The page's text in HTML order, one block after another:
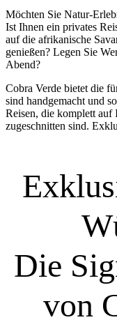
Möchten Sie Natur-
Ist Ihnen ein privates
auf die afrikanische
genießen? Legen Sie
Abend?
Cobra Verde bietet die
sind handgemacht und
Reisen, die komplett auf
zugeschnitten sind.
Die
von